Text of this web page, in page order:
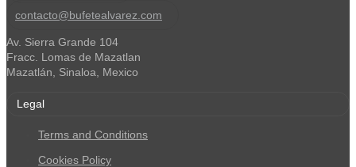
contacto@bufetealvarez.com
Av. Sierra Grande 104
Fracc. Lomas de Mazatlan
Mazatlán, Sinaloa, Mexico
Legal
Terms and Conditions
Cookies Policy